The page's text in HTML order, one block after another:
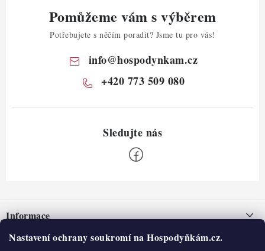
Nastavení ochrany soukromí na Hospodyňkám.cz.
Pomůžeme vám s výběrem
Potřebujete s něčím poradit? Jsme tu pro vás!
info@hospodynkam.cz
+420 773 509 080
pInformace
Nepřevzetí zásilky na dobírku
O nás